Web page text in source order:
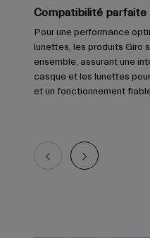
Compatibilité parfaite
Pour une performance
lunettes, les produits Giro
ensemble, assurant une
casque et les lunettes
et un fonctionnement